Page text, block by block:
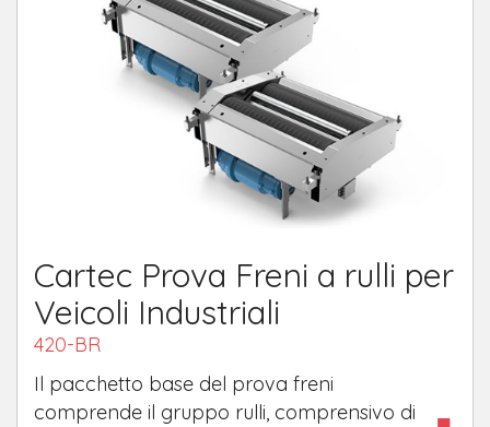
Cartec Prova Freni a rulli per
Veicoli Industriali
420-BR
Il pacchetto base del prova freni
comprende il gruppo rulli, comprensivo di